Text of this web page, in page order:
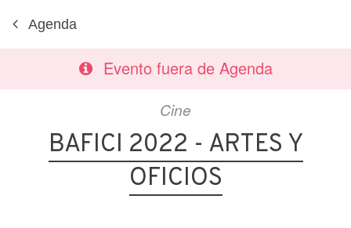
Agenda
Evento fuera de Agenda
Cine
BAFICI 2022 - ARTES Y
OFICIOS